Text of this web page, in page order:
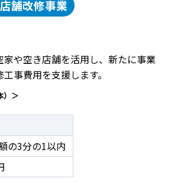
舗改修事業
家や空き店舗を活用し、新たに事業
事費用を支援します。
）＞
の3分の1以内